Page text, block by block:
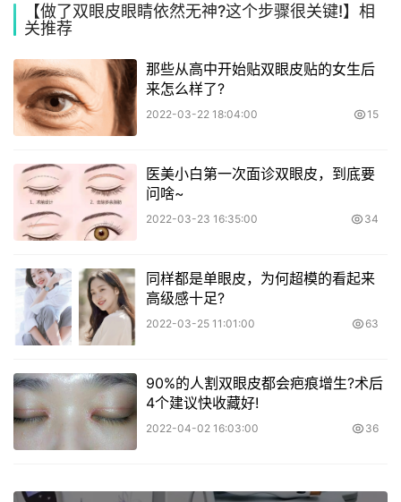
【做了双眼皮眼睛依然无神?这个步骤很关键!】相
关推荐
那些从高中开始贴双眼皮贴的女生后
来怎么样了?
2022-03-22 18:04:00 15
医美小白第一次面诊双眼皮，到底要
问啥~
2022-03-23 16:35:00 34
同样都是单眼皮，为何超模的看起来
高级感十足?
2022-03-25 11:01:00 63
90%的人割双眼皮都会疤痕增生?术后
4个建议快收藏好!
2022-04-02 16:03:00 36